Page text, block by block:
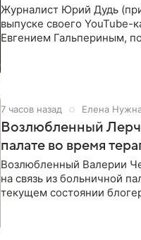
Журналист Юрий Дудь
выпуске своего YouTube-
Евгением Гальпериным,
7 часов назад Елена
Возлюбленный
палате во время
Возлюбленный Валерии
на связь из больничной
текущем состоянии